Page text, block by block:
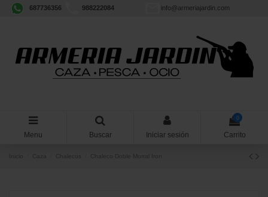
687736356 988222084 info@armeriajardin.com
Menu Buscar Iniciar sesión
0
Carrito